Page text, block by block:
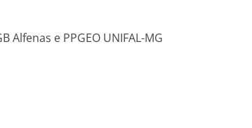
Alfenas e PPGEO UNIFAL-MG